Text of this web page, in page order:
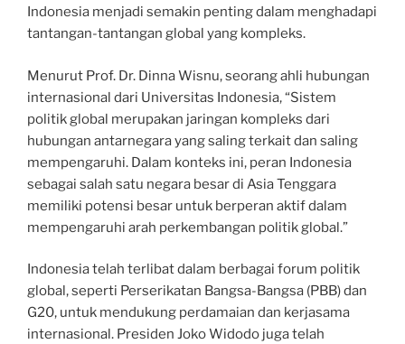
Indonesia menjadi semakin penting dalam menghadapi
tantangan-tantangan global yang kompleks.
Menurut Prof. Dr. Dinna Wisnu, seorang ahli hubungan
internasional dari Universitas Indonesia, “Sistem
politik global merupakan jaringan kompleks dari
hubungan antarnegara yang saling terkait dan saling
mempengaruhi. Dalam konteks ini, peran Indonesia
sebagai salah satu negara besar di Asia Tenggara
memiliki potensi besar untuk berperan aktif dalam
mempengaruhi arah perkembangan politik global.”
Indonesia telah terlibat dalam berbagai forum politik
global, seperti Perserikatan Bangsa-Bangsa (PBB) dan
G20, untuk mendukung perdamaian dan kerjasama
internasional. Presiden Joko Widodo juga telah